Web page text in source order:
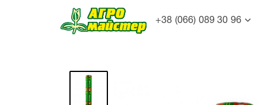
+38 (066) 089 30 96